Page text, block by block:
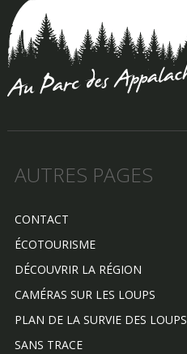
AUTRES PAGES
CONTACT
ÉCOTOURISME
DÉCOUVRIR LA RÉGION
CAMÉRAS SUR LES LOUPS
PLAN DE LA SURVIE DES LOUPS
SANS TRACE